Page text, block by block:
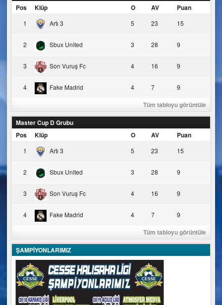
Pos
Klüp O AV Puan
1 Artı 3 5 23 15
2 Sbux United 3 28 9
3 Son Vuruş Fc 4 16 9
4 Fake Madrid 4 7 9
Tüm tabloyu görüntüle
Master Cup D Grubu
Pos
Klüp O AV Puan
1 Artı 3 5 23 15
2 Sbux United 3 28 9
3 Son Vuruş Fc 4 16 9
4 Fake Madrid 4 7 9
Tüm tabloyu görüntüle
ŞAMPİYONLARIMIZ